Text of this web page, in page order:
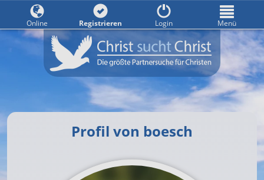
Profil von boesch
Online Registrieren Login Menü